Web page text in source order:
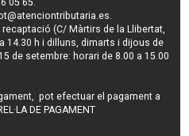
05 65.
.
(C/ Màrtirs de la Llibertat,
14.30 h i dilluns, dimarts i dijous de
de setembre: horari de 8.00 a 15.00
pot efectuar el pagament a
DE PAGAMENT